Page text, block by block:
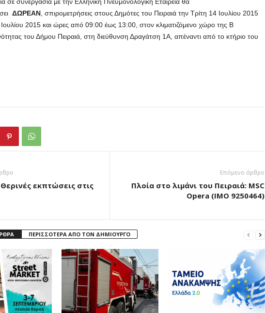
ΔΩΡΕΑΝ, σπιρομετρήσεις στους Δημότες του Πειραιά την Τρίτη 14 Ιουλίου 2015
Ιουλίου 2015 και ώρες από 09:00 έως 13:00, στον κλιματιζόμενο χώρο της Β
του Δήμου Πειραιά, στη διεύθυνση Δραγάτση 1Α, απέναντι από το κτήριο του
Θερινές εκπτώσεις στις
Επόμενο άρθρο
Πλοία στο λιμάνι του Πειραιά: MSC
Opera (IMO 9250464)
ΠΕΡΙΣΣΟΤΕΡΑ ΑΠΟ ΤΟΝ ΔΗΜΙΟΥΡΓΟ